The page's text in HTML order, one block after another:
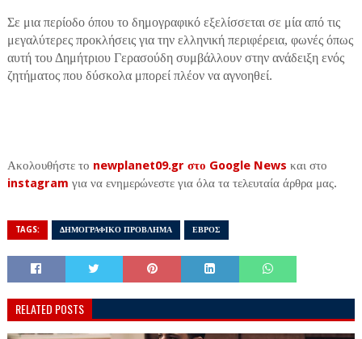
Σε μια περίοδο όπου το δημογραφικό εξελίσσεται σε μία από τις
μεγαλύτερες προκλήσεις για την ελληνική περιφέρεια, φωνές όπως
αυτή του Δημήτριου Γερασούδη συμβάλλουν στην ανάδειξη ενός
ζητήματος που δύσκολα μπορεί πλέον να αγνοηθεί.
Ακολουθήστε το newplanet09.gr στο Google News και στο
instagram για να ενημερώνεστε για όλα τα τελευταία άρθρα μας.
TAGS: ΔΗΜΟΓΡΑΦΙΚΟ ΠΡΟΒΛΗΜΑ ΕΒΡΟΣ
RELATED POSTS